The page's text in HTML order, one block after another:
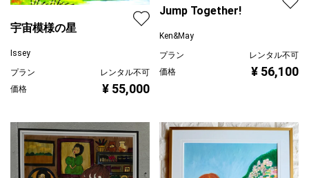
宇宙模様の星
Issey
プラン
レンタル不可
価格
¥ 55,000
Jump Together!
Ken&May
プラン
レンタル不可
価格
¥ 56,100